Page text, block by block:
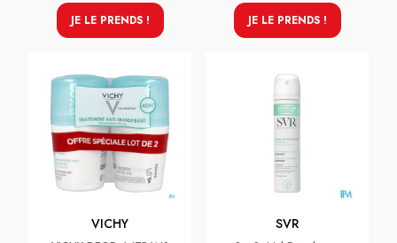
JE LE PRENDS ! JE LE PRENDS !
VICHY SVR